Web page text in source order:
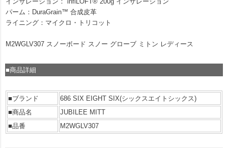
パーム：DuraGrain™ 合成皮革
ライニング：マイクロ・トリコット
M2WGLV307 スノーボード スノー グローブ ミトン レディース
■商品詳細
■ブランド
686 SIX EIGHT SIX(シックスエイトシックス)
■商品名
JUBILEE MITT
■品番
M2WGLV307